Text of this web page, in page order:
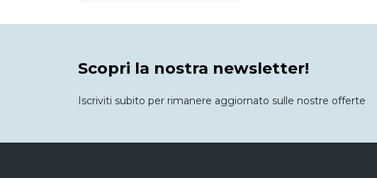
Scopri la nostra newsletter!
Iscriviti subito per rimanere aggiornato sulle nostre offerte